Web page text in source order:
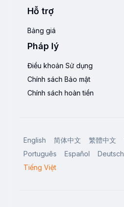
Hỗ trợ
Bảng giá
Pháp lý
Điều khoản Sử dụng
Chính sách Bảo mật
Chính sách hoàn tiền
English 简体中文 繁體中文
Português
Español Deutsch
Tiếng Việt